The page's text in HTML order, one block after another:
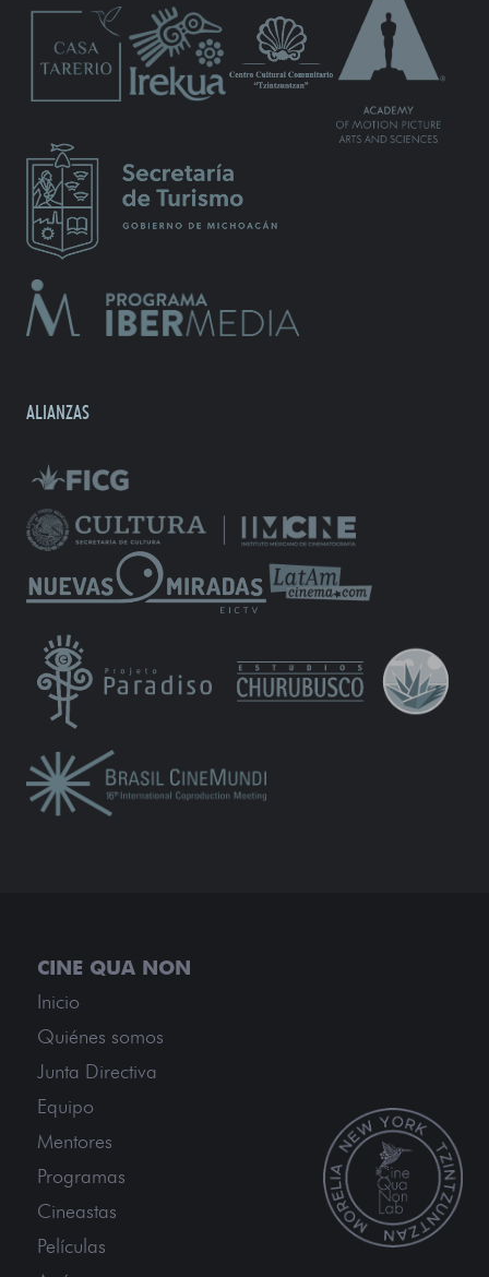
ALIANZAS
Inicio
Quiénes somos
Junta Directiva
Equipo
Mentores
Programas
Cineastas
Películas